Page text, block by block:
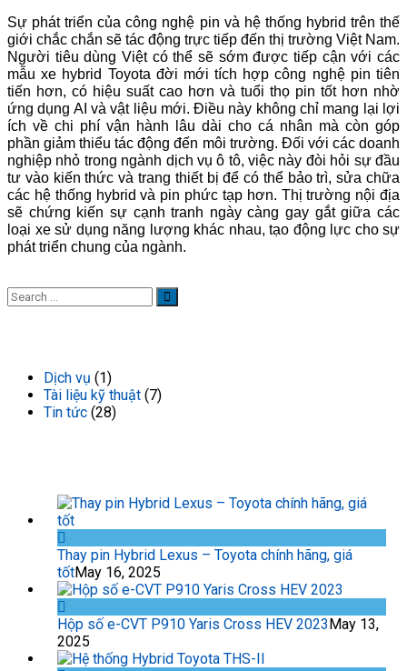
Sự phát triển của công nghệ pin và hệ thống hybrid trên thế
giới chắc chắn sẽ tác động trực tiếp đến thị trường Việt Nam.
Người tiêu dùng Việt có thể sẽ sớm được tiếp cận với các
mẫu xe hybrid Toyota đời mới tích hợp công nghệ pin tiên
tiến hơn, có hiệu suất cao hơn và tuổi thọ pin tốt hơn nhờ
ứng dụng AI và vật liệu mới. Điều này không chỉ mang lại lợi
ích về chi phí vận hành lâu dài cho cá nhân mà còn góp
phần giảm thiểu tác động đến môi trường. Đối với các doanh
nghiệp nhỏ trong ngành dịch vụ ô tô, việc này đòi hỏi sự đầu
tư vào kiến thức và trang thiết bị để có thể bảo trì, sửa chữa
các hệ thống hybrid và pin phức tạp hơn. Thị trường nội địa
sẽ chứng kiến sự cạnh tranh ngày càng gay gắt giữa các
loại xe sử dụng năng lượng khác nhau, tạo động lực cho sự
phát triển chung của ngành.
Dịch vụ (1)
Tài liệu kỹ thuật (7)
Tin tức (28)
Thay pin Hybrid Lexus – Toyota chính hãng, giá
tốtMay 16, 2025
Hộp số e-CVT P910 Yaris Cross HEV 2023 May 13,
2025